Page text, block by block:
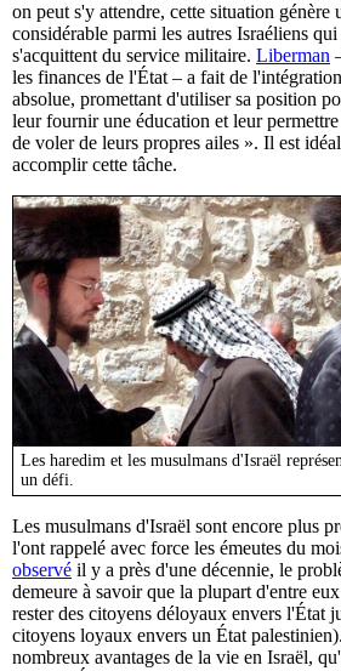
on peut s'y attendre, cette situation génère
considérable parmi les autres Israéliens
s'acquittent du service militaire. Liberman
les finances de l'État – a fait de
absolue, promettant d'utiliser sa position
leur fournir une éducation et leur
de voler de leurs propres ailes ». Il est
accomplir cette tâche.
Les haredim et les musulmans d'Israël
un défi.
Les musulmans d'Israël sont encore plus
l'ont rappelé avec force les émeutes du
observé il y a près d'une décennie, le
demeure à savoir que la plupart d'entre
rester des citoyens déloyaux envers l'État
citoyens loyaux envers un État
nombreux avantages de la vie en Israël,